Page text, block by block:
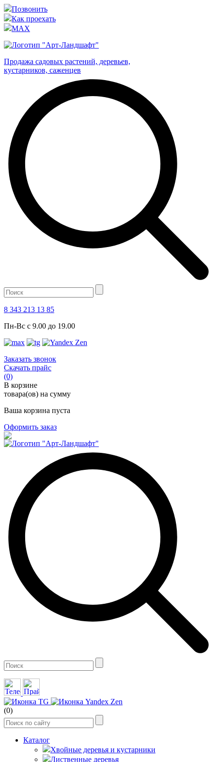
Позвонить
Как проехать
MAX
Продажа садовых растений, деревьев,
кустарников, саженцев
8 343 213 13 85
Пн-Вс с 9.00 до 19.00
Заказать звонок
Скачать прайс
(0)
В корзине
товара(ов) на сумму
Ваша корзина пуста
Оформить заказ
(0)
Каталог
Хвойные деревья и кустарники
Лиственные деревья